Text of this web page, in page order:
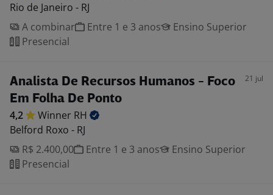
Rio de Janeiro - RJ
A combinar
Entre 1 e 3 anos
Ensino Superior
Presencial
Analista De Recursos Humanos - Foco
Em Folha De Ponto
21 jul
4,2 Winner RH
Belford Roxo - RJ
R$ 2.400,00
Entre 1 e 3 anos
Ensino Superior
Presencial